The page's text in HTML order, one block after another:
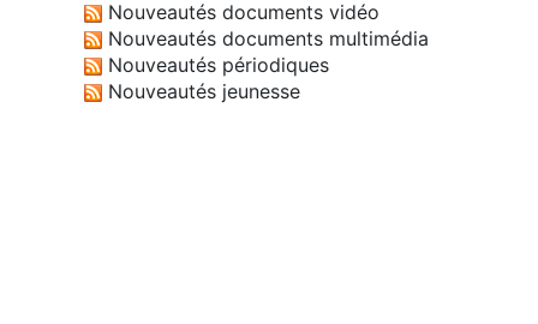
Nouveautés documents vidéo
Nouveautés documents multimédia
Nouveautés périodiques
Nouveautés jeunesse